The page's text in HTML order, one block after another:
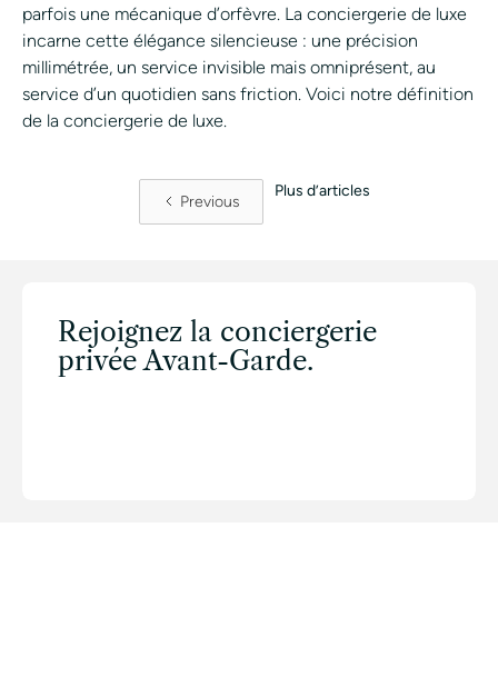
parfois une mécanique d’orfèvre. La conciergerie de luxe
incarne cette élégance silencieuse : une précision
millimétrée, un service invisible mais omniprésent, au
service d’un quotidien sans friction. Voici notre définition
de la conciergerie de luxe.
Previous
Plus d’articles
Rejoignez la conciergerie
privée Avant-Garde.